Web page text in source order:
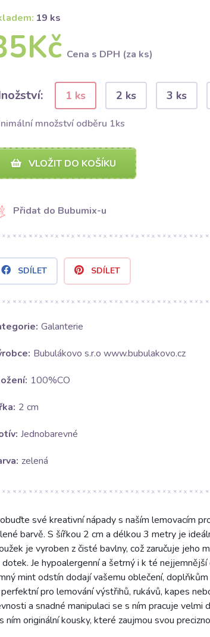
19 ks
Cena s DPH (za ks)
1 ks 2 ks 3 ks
množství odběru 1ks
VLOŽIT DO KOŠÍKU
Přidat do Bubumix-u
SDÍLET SDÍLET
Galanterie
Bubulákovo s.r.o www.bubulakovo.cz
100%CO
2 cm
Jednobarevné
zelená
své kreativní nápady s naším lemovacím
barvě. S šířkou 2 cm a délkou 3 metry je
je vyroben z čisté bavlny, což zaručuje
dotek. Je hypoalergenní a šetrný i k té
mint odstín dodají vašemu oblečení,
perfektní pro lemování výstřihů, rukávů, kapes
a snadné manipulaci se s ním pracuje
ním originální kousky, které zaujmou svou